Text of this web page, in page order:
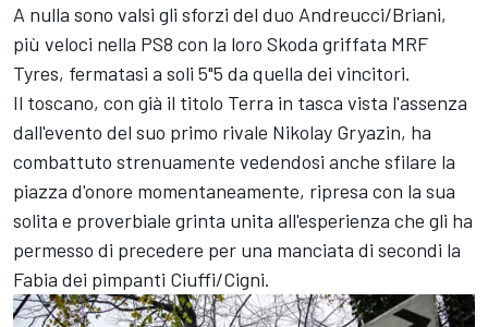
A nulla sono valsi gli sforzi del duo Andreucci/Briani,
più veloci nella PS8 con la loro Skoda griffata MRF
Tyres, fermatasi a soli 5"5 da quella dei vincitori.
Il toscano, con già il titolo Terra in tasca vista l'assenza
dall'evento del suo primo rivale Nikolay Gryazin, ha
combattuto strenuamente vedendosi anche sfilare la
piazza d'onore momentaneamente, ripresa con la sua
solita e proverbiale grinta unita all'esperienza che gli ha
permesso di precedere per una manciata di secondi la
Fabia dei pimpanti Ciuffi/Cigni.